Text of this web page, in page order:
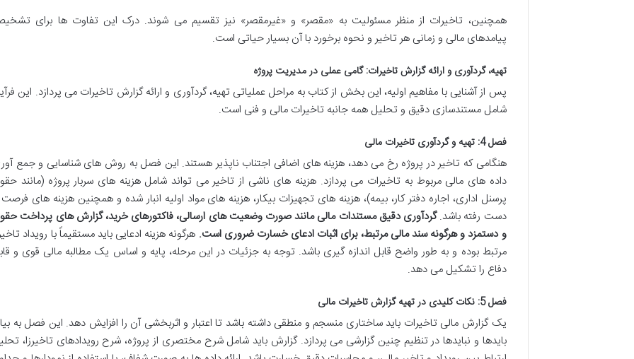
همچنین، تاخیرات از منظر مسئولیت به «مقصر» و «غیرمقصر» نیز تقسیم می شوند. درک این تفاوت ها برای
پیامدهای مالی و زمانی هر تاخیر و نحوه برخورد با آن بسیار حیاتی است.
تهیه، گردآوری و ارائه گزارش تاخیرات: گامی عملی در مدیریت پروژه
پس از آشنایی با مفاهیم اولیه، این بخش از کتاب به مراحل عملیاتی تهیه، گردآوری و ارائه گزارش تاخیرات می پردازد. این
شامل مستندسازی دقیق و تحلیل همه جانبه تاخیرات مالی و فنی است.
فصل 4: تهیه و گردآوری تاخیرات مالی
هنگامی که تاخیر در پروژه رخ می دهد، هزینه های اضافی اجتناب ناپذیر هستند. این فصل به روش های شناسایی و جمع
داده های مالی مربوط به تاخیرات می پردازد. هزینه های ناشی از تاخیر می تواند شامل هزینه های سربار پروژه (مانند
پرسنل اداری، اجاره دفتر کار، بیمه)، هزینه های تجهیزات بیکار، هزینه های مواد اولیه انبار شده و همچنین هزینه های فرصت
دست رفته باشد.گردآوری دقیق مستندات مالی مانند صورت وضعیت های ارسالی، فاکتورهای خرید، گزارش های پرداخت
و دستمزد و هرگونه سند مالی مرتبط، برای اثبات ادعای خسارت ضروری است. هرگونه هزینه ادعایی باید مستقیماً با رویداد
مرتبط بوده و به طور واضح قابل اندازه گیری باشد. توجه به جزئیات در این مرحله، پایه و اساس یک مطالبه مالی قوی و
دفاع را تشکیل می دهد.
فصل 5: نکات کلیدی در تهیه گزارش تاخیرات مالی
یک گزارش مالی تاخیرات باید ساختاری منسجم و منطقی داشته باشد تا اعتبار و اثربخشی آن را افزایش دهد. این فصل به
بایدها و نبایدها در تنظیم چنین گزارشی می پردازد. گزارش باید شامل شرح مختصری از پروژه، شرح رویدادهای تاخیرزا،